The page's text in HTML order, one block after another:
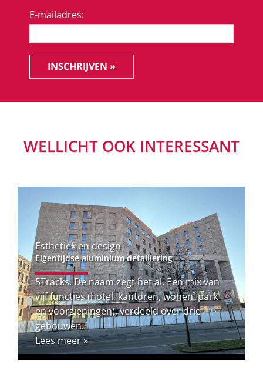
E-mailadres:
INSCHRIJVEN »
WELLICHT OOK INTERESSANT
Esthetiek en design
Eigentijdse aluminium detaillering
5Tracks. De naam zegt het al. Een mix van
vijf functies (hotel, kantoren, wonen, park
en voorzieningen), verdeeld over drie
gebouwen.
Lees meer »